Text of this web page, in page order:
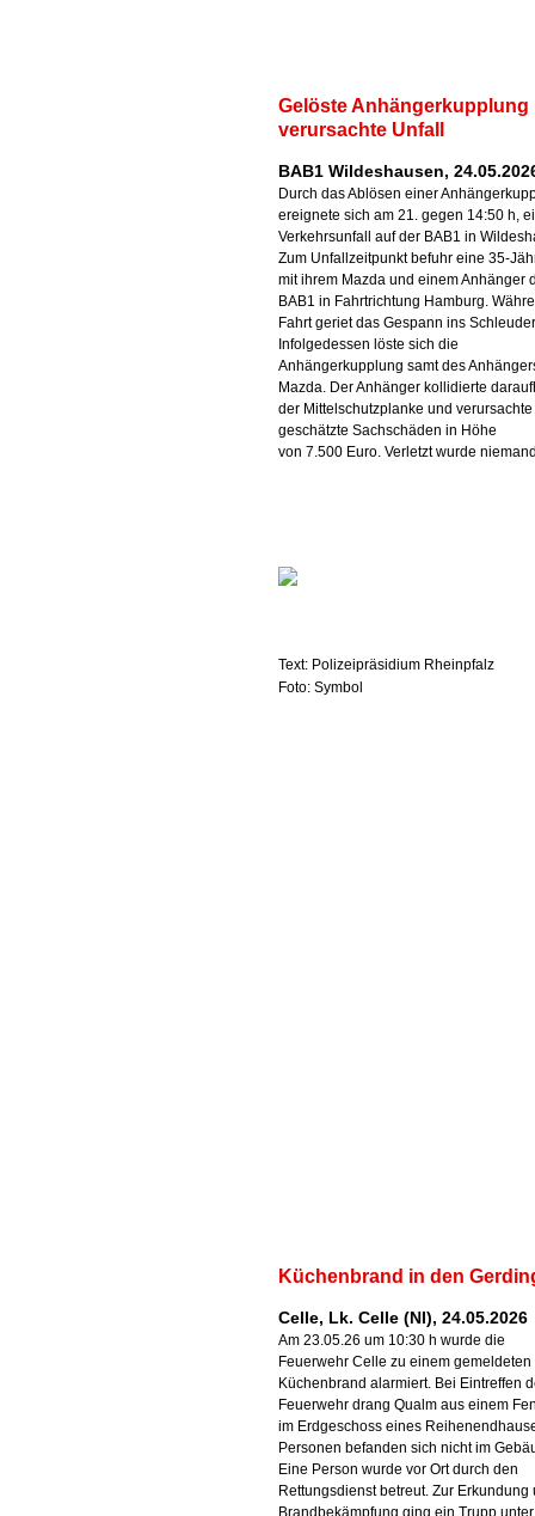
Gelöste Anhängerkupplung
verursachte Unfall
BAB1 Wildeshausen,
Durch das Ablösen einer
ereignete sich am 21. gegen 14:50 h,
Verkehrsunfall auf der BAB1 in
Zum Unfallzeitpunkt befuhr eine 35-
mit ihrem Mazda und einem Anhänger
BAB1 in Fahrtrichtung Hamburg.
Fahrt geriet das Gespann ins
Infolgedessen löste sich die
Anhängerkupplung samt des
Mazda. Der Anhänger kollidierte
der Mittelschutzplanke und verursachte
geschätzte Sachschäden in Höhe
von 7.500 Euro. Verletzt wurde
Text: Polizeipräsidium Rheinpfalz
Foto: Symbol
Küchenbrand in den
Celle, Lk. Celle (NI), 24.05.2026
Am 23.05.26 um 10:30 h wurde die
Feuerwehr Celle zu einem gemeldeten
Küchenbrand alarmiert. Bei Eintreffen
Feuerwehr drang Qualm aus einem
im Erdgeschoss eines
Personen befanden sich nicht im
Eine Person wurde vor Ort durch den
Rettungsdienst betreut. Zur Erkundung
Brandbekämpfung ging ein Trupp unter